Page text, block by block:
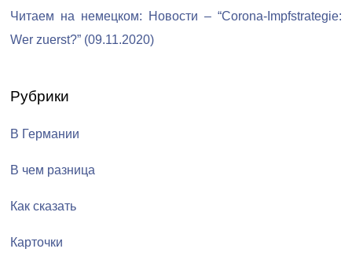
Читаем на немецком: Новости – “Corona-Impfstrategie:
Wer zuerst?” (09.11.2020)
Рубрики
В Германии
В чем разница
Как сказать
Карточки